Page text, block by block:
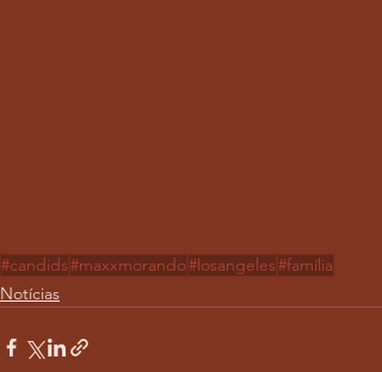
#candids#maxxmorando#losangeles#família
Notícias